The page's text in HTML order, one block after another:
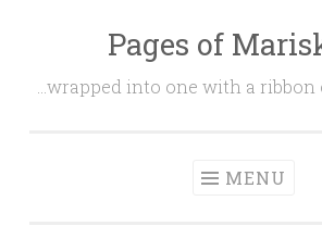
content
Pages of
…wrapped into one with a ribbon
MENU